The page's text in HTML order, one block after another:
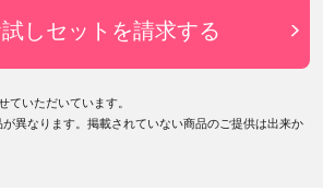
しセットを請求する
いただいています。
異なります。掲載されていない商品のご提供は出来か